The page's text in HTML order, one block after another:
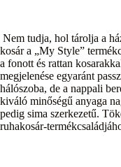
Nem tudja, hol tárolja a
kosár a „My Style”
a fonott és rattan
megjelenése egyaránt
hálószoba, de a nappali
kiváló minőségű anyaga
pedig sima szerkezetű.
ruhakosár-